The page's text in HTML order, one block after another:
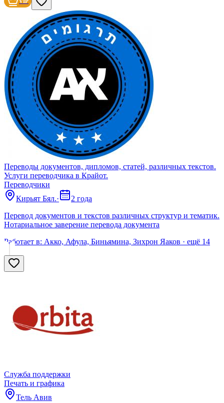
Переводы документов, дипломов, статей, различных текстов.
Услуги переводчика в Крайот.
Переводчики
Кирьят Бял.·
2 года
Перевод документов и текстов различных структур и тематик.
Нотариальное заверение перевода документа
Работает в: Акко, Афула, Биньямина, Зихрон Яaков · ещё 14
Служба поддержки
Печать и графика
Тель Авив